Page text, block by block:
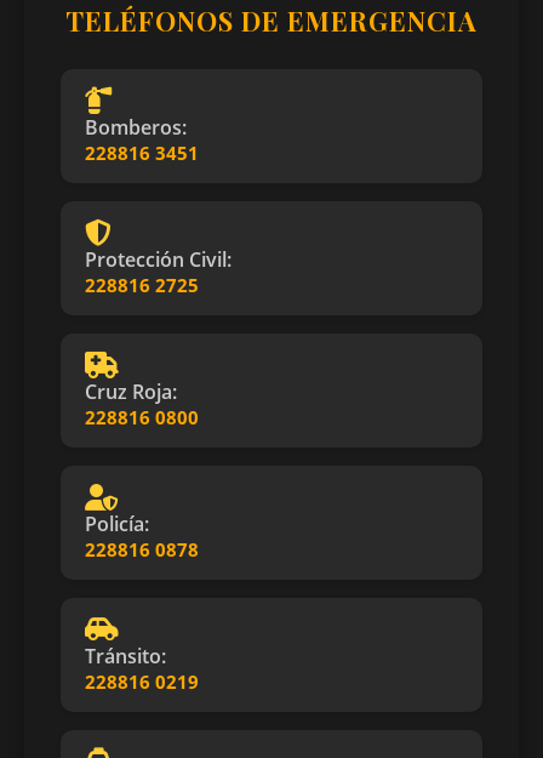
TELÉFONOS DE EMERGENCIA
Bomberos:
228816 3451
Protección Civil:
228816 2725
Cruz Roja:
228816 0800
Policía:
228816 0878
Tránsito:
228816 0219